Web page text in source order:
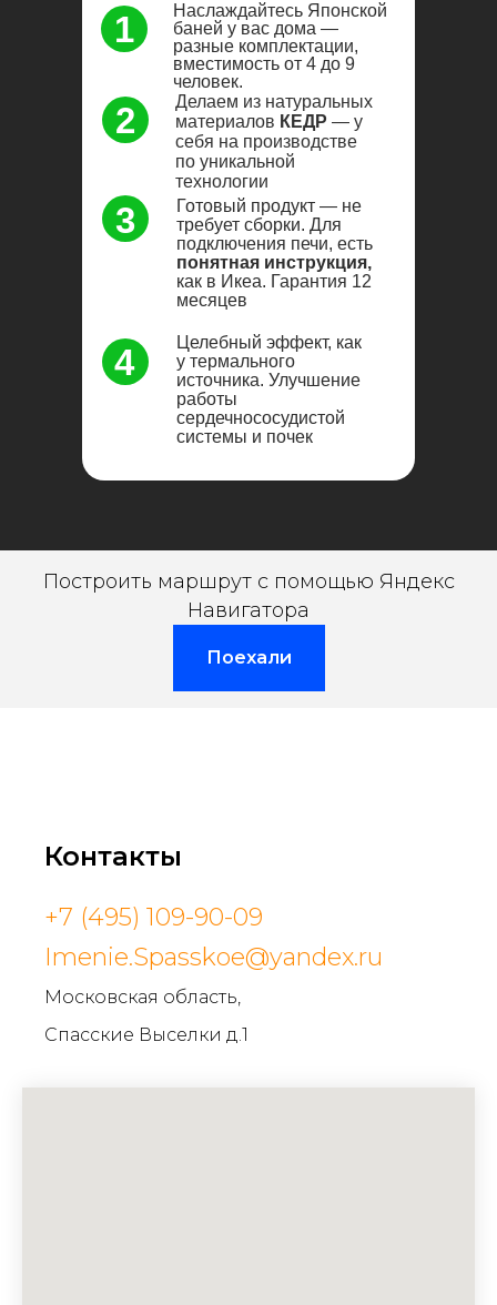
Целебный эффект, как
у термального
источника. Улучшение
работы
сердечнососудистой
системы и почек
Готовый продукт — не
требует сборки. Для
подключения печи, есть
понятная инструкция,
как в Икеа. Гарантия 12
месяцев
Наслаждайтесь Японской
баней у вас дома —
разные комплектации,
вместимость от 4 до 9
человек.
Делаем из натуральных
материалов КЕДР — у
себя на производстве
по уникальной
технологии
1
2
3
4
Построить маршрут с помощью Яндекс
Навигатора
Поехали
Контакты
+7 (495) 109-90-09
Imenie.Spasskoe@yandex.ru
Московская область,
Спасские Выселки д.1